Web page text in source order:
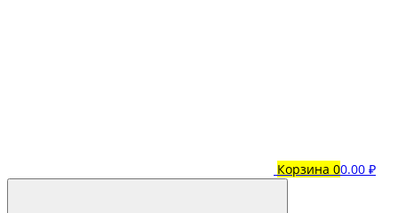
Корзина 00.00 ₽